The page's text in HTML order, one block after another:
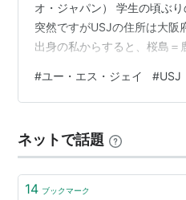
2003年6月、アトラクショ
チャー(TM)」導入。
2004年1月、アトラクショ
チャー・オブ・スパイダー
入。
セレブレーション」導入。
ンド」導入。
オ・ジャパン） 学生の頃ぶ
突然ですがUSJの住所は大阪
出身の私からすると、桜島＝
で内容が薄いです。しかもデ
が、こちらは昔１度きりな
ぎには荷物をとり空港まで
６時から仕事)ハードスケジ
謎ですが目いっぱい楽しんで…
#ユー・エス・ジェイ #USJ
ネットで話題
14 ブックマーク